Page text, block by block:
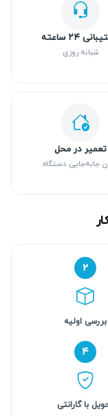
۲۴ ساعته
شبانه روزی
تعمیر در محل
جابه‌جایی دستگاه
۲
بررسی اولیه
۴
با گارانتی